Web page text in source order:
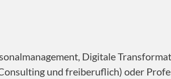
Digitale
und freiberuflich) oder